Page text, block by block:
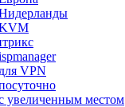
VPN
увеличенным местом